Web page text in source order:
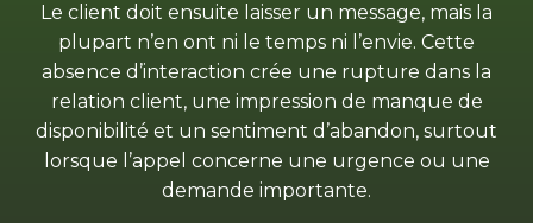
Le client doit ensuite laisser un message, mais la
plupart n’en ont ni le temps ni l’envie. Cette
absence d’interaction crée une rupture dans la
relation client, une impression de manque de
disponibilité et un sentiment d’abandon, surtout
lorsque l’appel concerne une urgence ou une
demande importante.